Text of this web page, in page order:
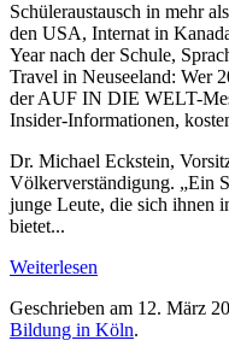
Schüleraustausch in mehr
den USA, Internat in
Year nach der Schule,
Travel in Neuseeland: Wer
der AUF IN DIE WELT-
Insider-Informationen,
Dr. Michael Eckstein,
Völkerverständigung. „Ein
junge Leute, die sich ihnen
bietet...
Weiterlesen
Geschrieben am 12. März
Bildung in Köln.